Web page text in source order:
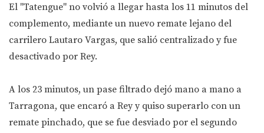
El "Tatengue" no volvió a llegar hasta los 11 minutos del
complemento, mediante un nuevo remate lejano del
carrilero Lautaro Vargas, que salió centralizado y fue
desactivado por Rey.
A los 23 minutos, un pase filtrado dejó mano a mano a
Tarragona, que encaró a Rey y quiso superarlo con un
remate pinchado, que se fue desviado por el segundo